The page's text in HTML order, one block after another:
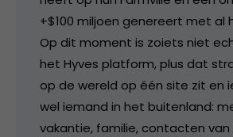
+$100 miljoen genereert met al
Op dit moment is zoiets niet
het Hyves platform, plus dat
op de wereld op één site zit en
wel iemand in het buitenland:
vakantie, familie, contacten van